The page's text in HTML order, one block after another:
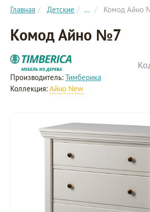
Главная Детские ... Комод Айно
Комод Айно №7
Производитель: Тимберика
Коллекция: Айно New